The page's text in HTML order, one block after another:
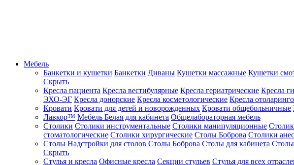
Мебель
Банкетки и кушетки Банкетки Диваны Кушетки массажные Кушетки
Скрыть
Кресла пациента Кресла вестибулярные Кресла гериатрические Кресла
ЭХО-ЭГ Кресла донорские Кресла косметологические Кресла
Кровати Кровати для детей и новорожденных Кровати общебольничные
Лавкор™ Мебель Белая для кабинета Общелабораторная мебель
Столики Столики инструментальные Столики манипуляционные
стоматологические Столики хирургические Столы Боброва Столики
Столы Надстройки для столов Столы Боброва Столы для кабинета Столы
Скрыть
Стулья и кресла Офисные кресла Секции стульев Стулья для всех